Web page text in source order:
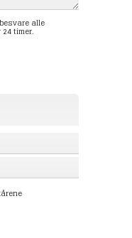
alle
timer.